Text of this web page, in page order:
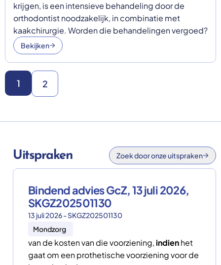
krijgen, is een intensieve behandeling door de
orthodontist noodzakelijk, in combinatie met
kaakchirurgie. Worden die behandelingen vergoed?
Bekijken
1 2
Uitspraken Zoek door onze uitspraken
Bindend advies GcZ, 13 juli 2026,
SKGZ202501130
13 juli 2026 - SKGZ202501130
Mondzorg
van de kosten van die voorziening, indienhet
gaat om een prothetische voorziening voor de